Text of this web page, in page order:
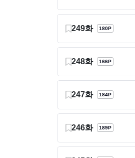
249화 180P
248화 166P
247화 184P
246화 189P